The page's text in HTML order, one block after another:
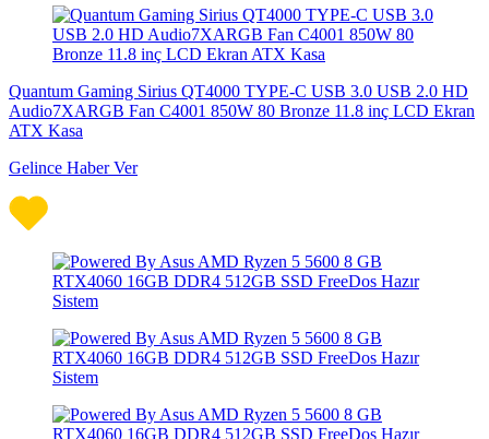
Quantum Gaming Sirius QT4000 TYPE-C USB 3.0 USB 2.0 HD
Audio7XARGB Fan C4001 850W 80 Bronze 11.8 inç LCD Ekran
ATX Kasa
Gelince Haber Ver